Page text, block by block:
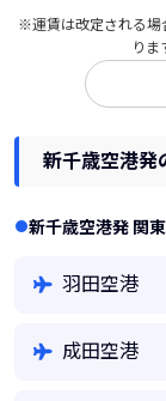
※運賃は改定される場
りま
新千歳空港発
新千歳空港発 関
羽田空港
成田空港